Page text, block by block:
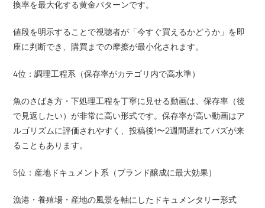
換率を最大化する黄金パターンです。
値段を明示することで視聴者が「今すぐ買えるかどうか」を即
座に判断でき、購買までの摩擦が最小化されます。
4位：調理工程系（保存率がカテゴリ内で高水準）
魚のさばき方・下処理工程を丁寧に見せる動画は、保存率（後
で見返したい）が非常に高い形式です。保存率が高い動画はア
ルゴリズムに評価されやすく、投稿後1〜2週間遅れてバズが来
ることもあります。
5位：産地ドキュメント系（ブランド醸成に最大効果）
漁港・養殖場・産地の風景を軸にしたドキュメンタリー形式